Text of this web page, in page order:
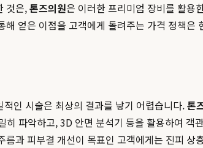
것은,톤즈의원은 이러한 프리미엄 장비를 활용
얻은 이점을 고객에게 돌려주는 가격 정책
인 시술은 최상의 결과를 낳기 어렵습니다.톤
파악하고, 3D 안면 분석기 등을 활용하여
과 피부결 개선이 목표인 고객에게는 진피